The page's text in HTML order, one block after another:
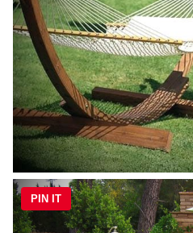
PIN IT